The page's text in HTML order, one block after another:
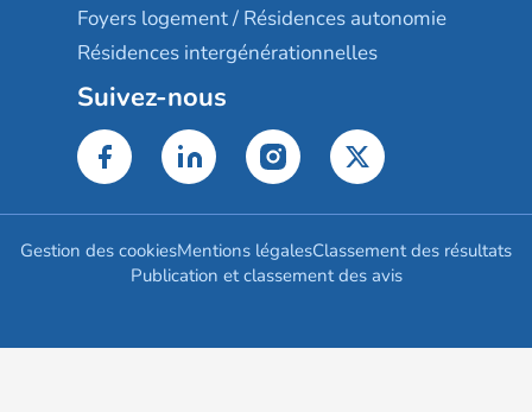
Foyers logement / Résidences autonomie
Résidences intergénérationnelles
Suivez-nous
Gestion des cookiesMentions légalesClassement des résultats
Publication et classement des avis